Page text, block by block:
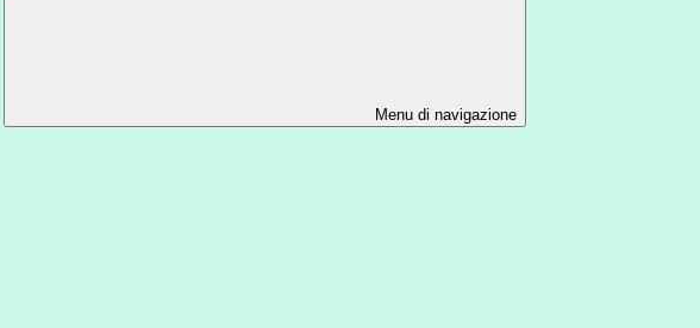
Menu di navigazione